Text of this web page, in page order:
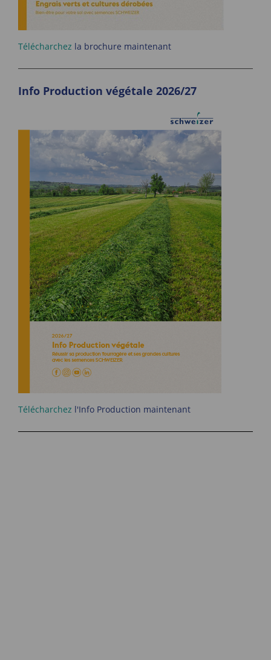
Télécharchez la brochure maintenant
Info Production végétale 2026/27
Télécharchez l'Info Production maintenant